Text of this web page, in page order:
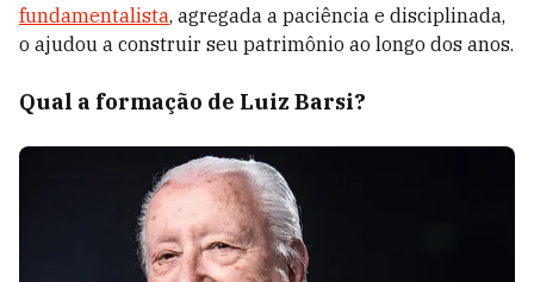
fundamentalista, agregada a paciência e disciplinada,
o ajudou a construir seu patrimônio ao longo dos anos.
Qual a formação de Luiz Barsi?